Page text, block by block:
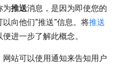
为推送消息，是因为即使您的
向他们“推送”信息。将推送
进一步了解此概念。
站可以使用通知来告知用户